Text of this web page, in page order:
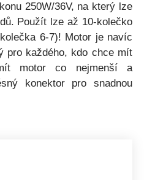
250W/36V, na který lze
Použít lze až 10-kolečko
6-7)! Motor je navíc
pro každého, kdo chce mít
motor co nejmenší a
konektor pro snadnou